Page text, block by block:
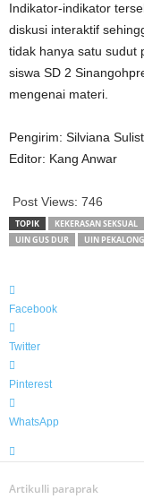
Indikator-indikator
diskusi interaktif
tidak hanya satu sudut
siswa SD 2
mengenai materi.
Pengirim: Silviana
Editor: Kang Anwar
Post Views: 746
TOPIK KEKERASAN SEKSUAL
UIN GUS DUR
UIN
Facebook
Twitter
Pinterest
WhatsApp
Artikulli paraprak